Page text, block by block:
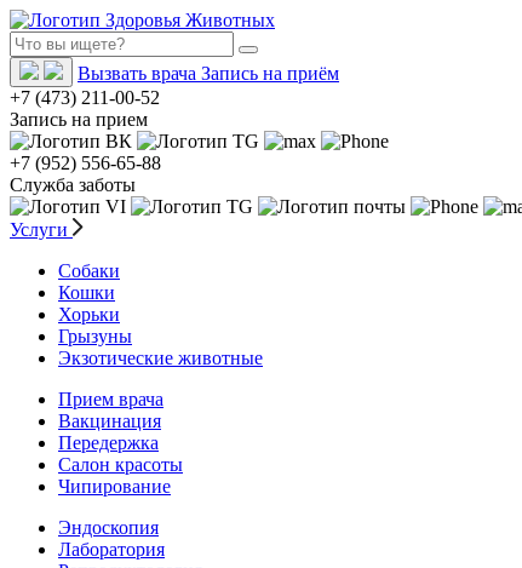
Вызвать врача Запись на приём
+7 (473) 211-00-52
Запись на прием
+7 (952) 556-65-88
Служба заботы
Услуги
Собаки
Кошки
Хорьки
Грызуны
Экзотические животные
Прием врача
Вакцинация
Передержка
Салон красоты
Чипирование
Эндоскопия
Лаборатория